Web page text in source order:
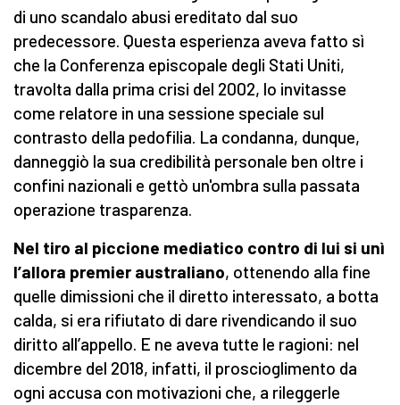
di uno scandalo abusi ereditato dal suo
predecessore. Questa esperienza aveva fatto sì
che la Conferenza episcopale degli Stati Uniti,
travolta dalla prima crisi del 2002, lo invitasse
come relatore in una sessione speciale sul
contrasto della pedofilia. La condanna, dunque,
danneggiò la sua credibilità personale ben oltre i
confini nazionali e gettò un'ombra sulla passata
operazione trasparenza.
Nel tiro al piccione mediatico contro di lui si unì
l’allora premier australiano, ottenendo alla fine
quelle dimissioni che il diretto interessato, a botta
calda, si era rifiutato di dare rivendicando il suo
diritto all’appello. E ne aveva tutte le ragioni: nel
dicembre del 2018, infatti, il proscioglimento da
ogni accusa con motivazioni che, a rileggerle